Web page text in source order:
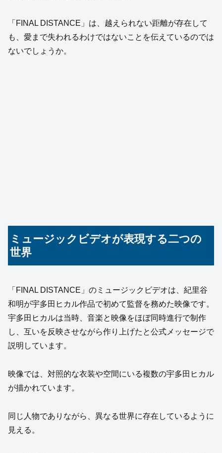
「FINAL DISTANCE」は、越えられない距離が存在して
も、愛まで失われるわけではないことを伝えているのでは
ないでしょうか。
ミュージックビデオが表現する二つの
世界
「FINAL DISTANCE」のミュージックビデオは、紀里谷
和明が宇多田ヒカル作品で初めて監督を務めた映像です。
宇多田ヒカルは当時、音楽と映像をほぼ同時進行で制作
し、互いを反映させながら作り上げたと公式メッセージで
説明しています。
映像では、対照的な衣装や空間にいる複数の宇多田ヒカル
が描かれています。
同じ人物でありながら、異なる世界に存在しているように
見える。